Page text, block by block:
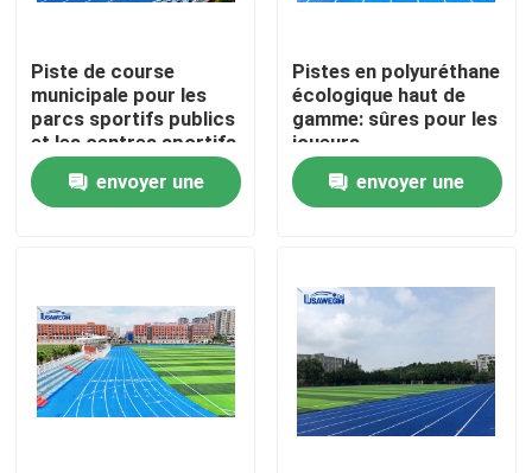
Accueil
Produits
À propos de nous
Piste de course
municipale pour les
parcs sportifs publics
et les centres sportifs
envoyer une
Pistes en polyuréthane
écologique haut de
gamme: sûres pour les
joueurs,
respectueuses de la
terre
envoyer une